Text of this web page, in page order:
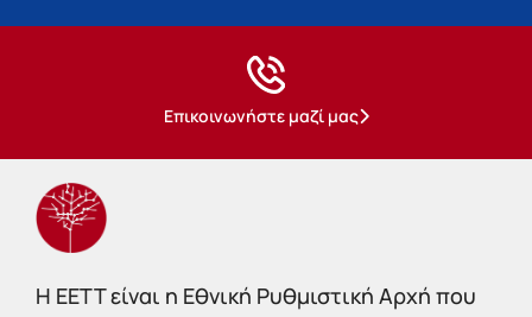
Επικοινωνήστε μαζί μας
Η EETT είναι η Εθνική Ρυθμιστική Αρχή που